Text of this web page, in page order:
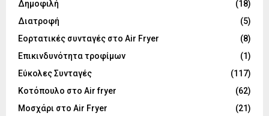
Δημοφιλή
(18)
Διατροφή
(5)
Εορτατικές συνταγές στο Air Fryer
(8)
Επικινδυνότητα τροφίμων
(1)
Εύκολες Συνταγές
(117)
Κοτόπουλο στο Air fryer
(62)
Μοσχάρι στο Air Fryer
(21)